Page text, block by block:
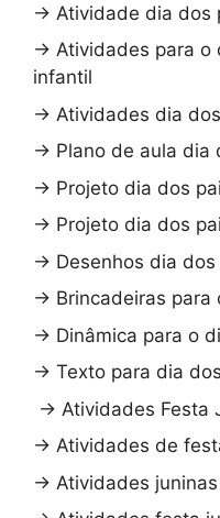
→ Atividade dia dos
→ Atividades para o
infantil
→ Atividades dia
→ Plano de aula dia
→ Projeto dia dos
→ Projeto dia dos
→ Desenhos dia dos
→ Brincadeiras para
→ Dinâmica para o
→ Texto para dia
→ Atividades Festa
→ Atividades de
→ Atividades juninas